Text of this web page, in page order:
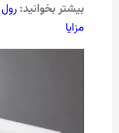
بیشتر بخوانید:
مزایا